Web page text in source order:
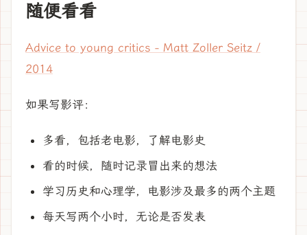
随便看看
Advice to young critics - Matt Zoller Seitz /
2014
如果写影评：
多看，包括老电影，了解电影史
看的时候，随时记录冒出来的想法
学习历史和心理学，电影涉及最多的两个主题
每天写两个小时，无论是否发表